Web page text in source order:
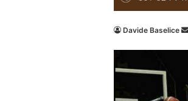
Davide Baselice